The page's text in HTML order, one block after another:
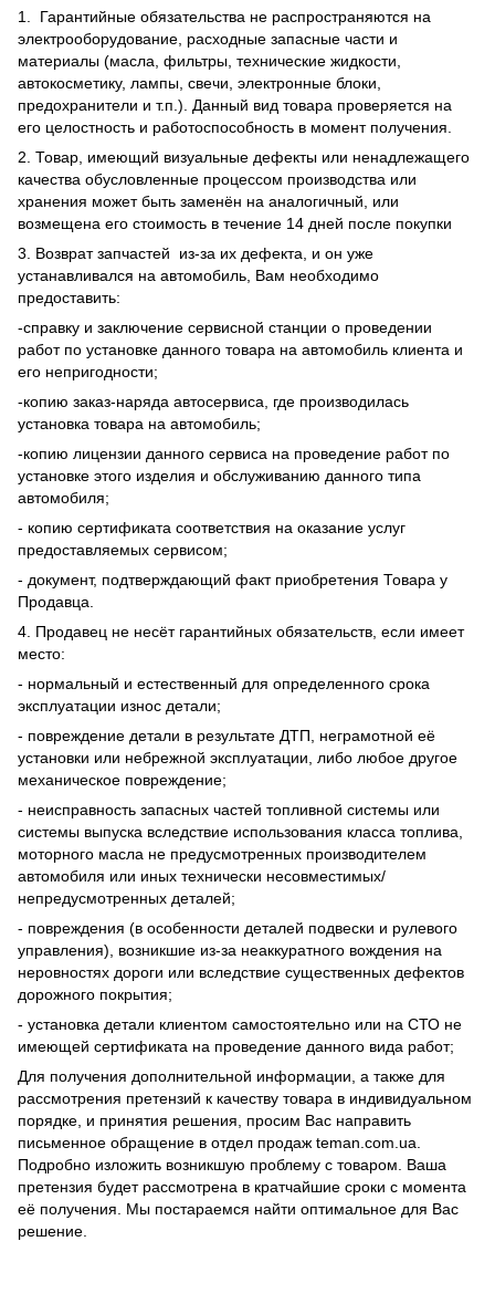
1. Гарантийные обязательства не распространяются на
электрооборудование, расходные запасные части и
материалы (масла, фильтры, технические жидкости,
автокосметику, лампы, свечи, электронные блоки,
предохранители и т.п.). Данный вид товара проверяется на
его целостность и работоспособность в момент получения.
2. Товар, имеющий визуальные дефекты или ненадлежащего
качества обусловленные процессом производства или
хранения может быть заменён на аналогичный, или
возмещена его стоимость в течение 14 дней после покупки
3. Возврат запчастей из-за их дефекта, и он уже
устанавливался на автомобиль, Вам необходимо
предоставить:
-справку и заключение сервисной станции о проведении
работ по установке данного товара на автомобиль клиента и
его непригодности;
-копию заказ-наряда автосервиса, где производилась
установка товара на автомобиль;
-копию лицензии данного сервиса на проведение работ по
установке этого изделия и обслуживанию данного типа
автомобиля;
- копию сертификата соответствия на оказание услуг
предоставляемых сервисом;
- документ, подтверждающий факт приобретения Товара у
Продавца.
4. Продавец не несёт гарантийных обязательств, если имеет
место:
- нормальный и естественный для определенного срока
эксплуатации износ детали;
- повреждение детали в результате ДТП, неграмотной её
установки или небрежной эксплуатации, либо любое другое
механическое повреждение;
- неисправность запасных частей топливной системы или
системы выпуска вследствие использования класса топлива,
моторного масла не предусмотренных производителем
автомобиля или иных технически несовместимых/
непредусмотренных деталей;
- повреждения (в особенности деталей подвески и рулевого
управления), возникшие из-за неаккуратного вождения на
неровностях дороги или вследствие существенных дефектов
дорожного покрытия;
- установка детали клиентом самостоятельно или на СТО не
имеющей сертификата на проведение данного вида работ;
Для получения дополнительной информации, а также для
рассмотрения претензий к качеству товара в индивидуальном
порядке, и принятия решения, просим Вас направить
письменное обращение в отдел продаж teman.com.ua.
Подробно изложить возникшую проблему с товаром. Ваша
претензия будет рассмотрена в кратчайшие сроки с момента
её получения. Мы постараемся найти оптимальное для Вас
решение.